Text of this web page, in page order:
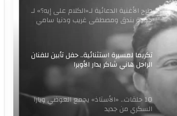
طرح الأغنية الدعائية لـ«الكلام على إيه؟» لـ
حودة بندق ومصطفى غريب ودنيا سامي
تكريما لمسيرة استثنائية.. حفل تأبين للفنان
الراحل هاني شاكر بدار الأوبرا
10 حلقات.. «الأستاذ» يجمع العوضي ويارا
السكري من جديد